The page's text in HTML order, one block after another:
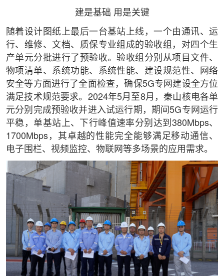
建是基础 用是关键
随着设计图纸上最后一台基站上线，一个由通讯、运
行、维修、文档、质保专业组成的验收组，对四个生
产单元分批进行了预验收。验收组分别从项目文件、
物项清单、系统功能、系统性能、建设规范性、网络
安全等方面进行了全面检查，确保5G专网建设全方位
满足技术规范要求。2024年5月至8月，秦山核电各单
元分别完成预验收并进入试运行期，期间5G专网运行
平稳，单基站上、下行峰值速率分别达到380Mbps、
1700Mbps，其卓越的性能完全能够满足移动通信、
电子围栏、视频监控、物联网等多场景的应用需求。